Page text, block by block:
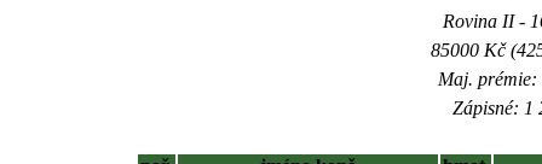
Rovina II -
85000 Kč
Maj. prémie:
Zápisné: 1